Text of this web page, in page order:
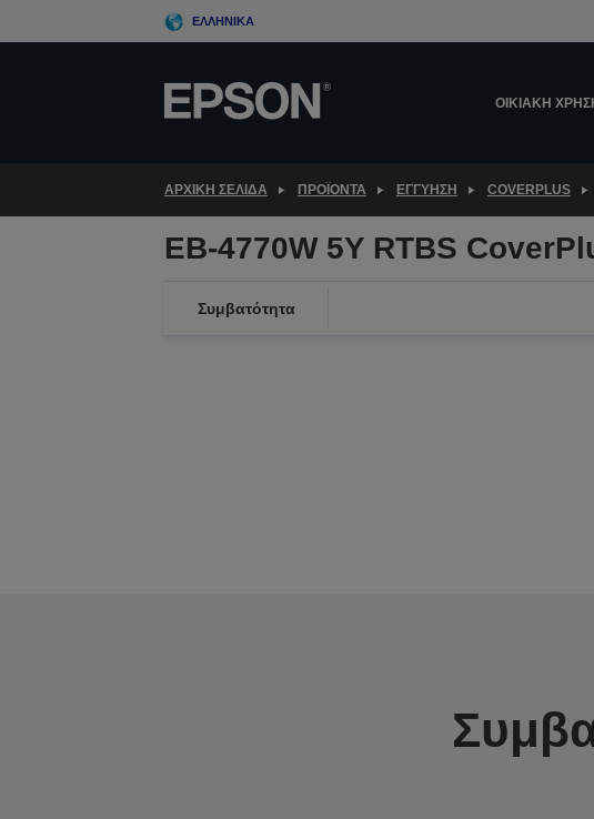
to
ΕΛΛΗΝΙΚΆ
ΟΙΚΙΑΚΉ
ΑΡΧΙΚΗ ΣΕΛΙΔΑ ΠΡΟΪΌΝΤΑ ΕΓΓΎΗΣΗ COVERPLUS
EB-4770W 5Y RTBS
Συμβατότητα